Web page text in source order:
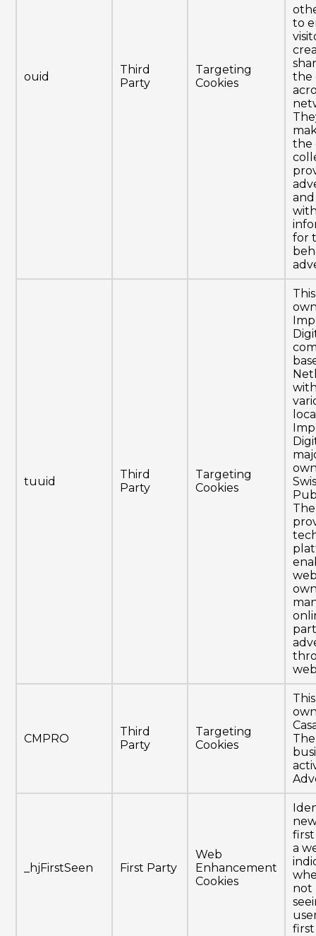
ouid
Third
Party
Targeting
Cookies
to
the
the
for
tuuid
Third
Party
Targeting
Cookies
CMPRO
Third
Party
Targeting
Cookies
_hjFirstSeen First Party
Web
Enhancement
Cookies
first
a
not